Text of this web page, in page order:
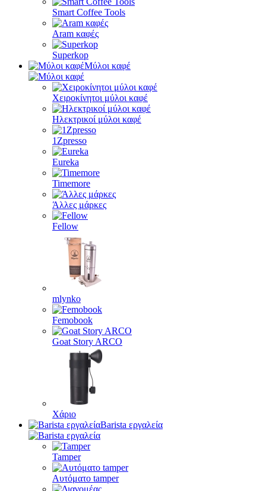
Smart Coffee Tools
Aram καφές
Superkop
Μύλοι καφέ
Χειροκίνητοι μύλοι καφέ
Ηλεκτρικοί μύλοι καφέ
1Zpresso
Eureka
Timemore
Άλλες μάρκες
Fellow
mlynko
Femobook
Goat Story ARCO
Χάριο
Barista εργαλεία
Tamper
Αυτόματο tamper